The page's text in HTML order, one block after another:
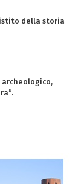
della storia
archeologico,